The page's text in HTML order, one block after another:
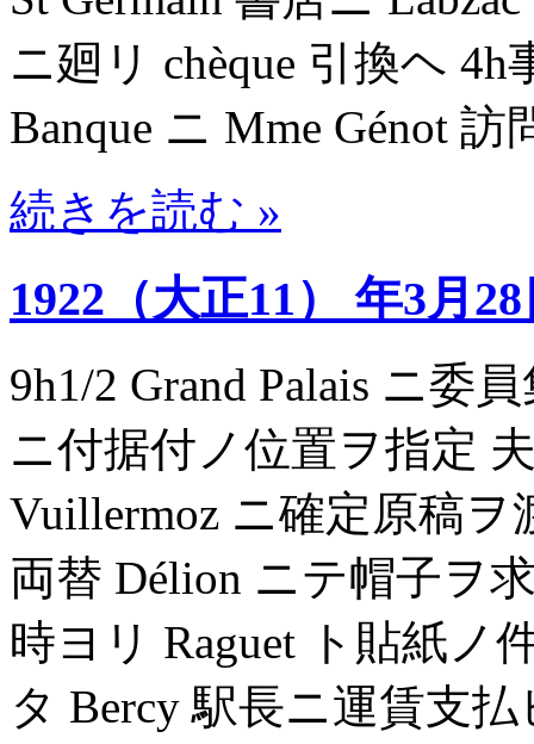
ニ廻リ chèque 引換ヘ 4h
Banque ニ Mme Génot 訪
続きを読む »
1922（大正11） 年3月
9h1/2 Grand Palais ニ委
ニ付据付ノ位置ヲ指定
Vuillermoz ニ確定原稿ヲ
両替 Délion ニテ帽子ヲ
時ヨリ Raguet ト貼紙ノ
タ Bercy 駅長ニ運賃支